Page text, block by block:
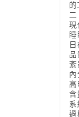
的
二
現
紊
高
含
過